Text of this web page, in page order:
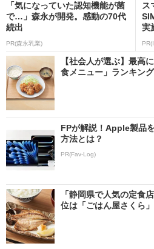
「気になっていた認知機能が菌
で…」森永が開発。感動の70代
続出
PR(森永乳業)
ス
実
【社会人が選ぶ】最高
食メニュー」ランキン
FPが解説！Apple製品
方法とは？
PR(Fav-Log)
「静岡県で人気の定
位は「ごはん屋さくら